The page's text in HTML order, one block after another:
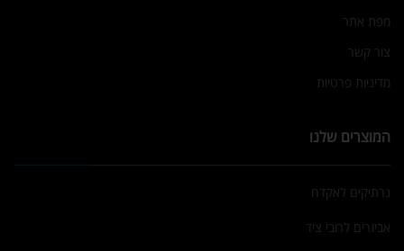
מפת אתר
צור קשר
מדיניות פרטיות
המוצרים שלנו
נרתיקים לאקדח
אביזרים לרובי ציד